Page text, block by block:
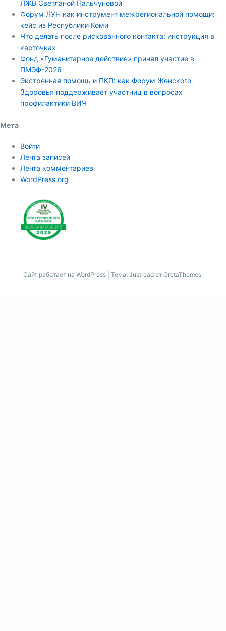
ЛЖВ Светланой Пальчуновой
Форум ЛУН как инструмент межрегиональной помощи:
кейс из Республики Коми
Что делать после рискованного контакта: инструкция в
карточках
Фонд «Гуманитарное действие» принял участие в
ПМЭФ-2026
Экстренная помощь и ПКП: как Форум Женского
Здоровья поддерживает участниц в вопросах
профилактики ВИЧ
Мета
Войти
Лента записей
Лента комментариев
WordPress.org
Сайт работает на WordPress Тема: Justread от GretaThemes.